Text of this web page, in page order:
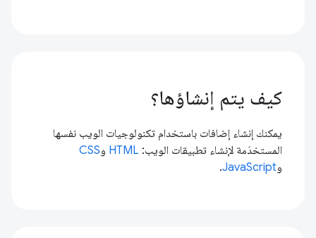
كيف يتم إنشاؤها؟
يمكنك إنشاء إضافات باستخدام تكنولوجيات الويب نفسها
المستخدَمة لإنشاء تطبيقات الويب: HTML وCSS
وJavaScript
.